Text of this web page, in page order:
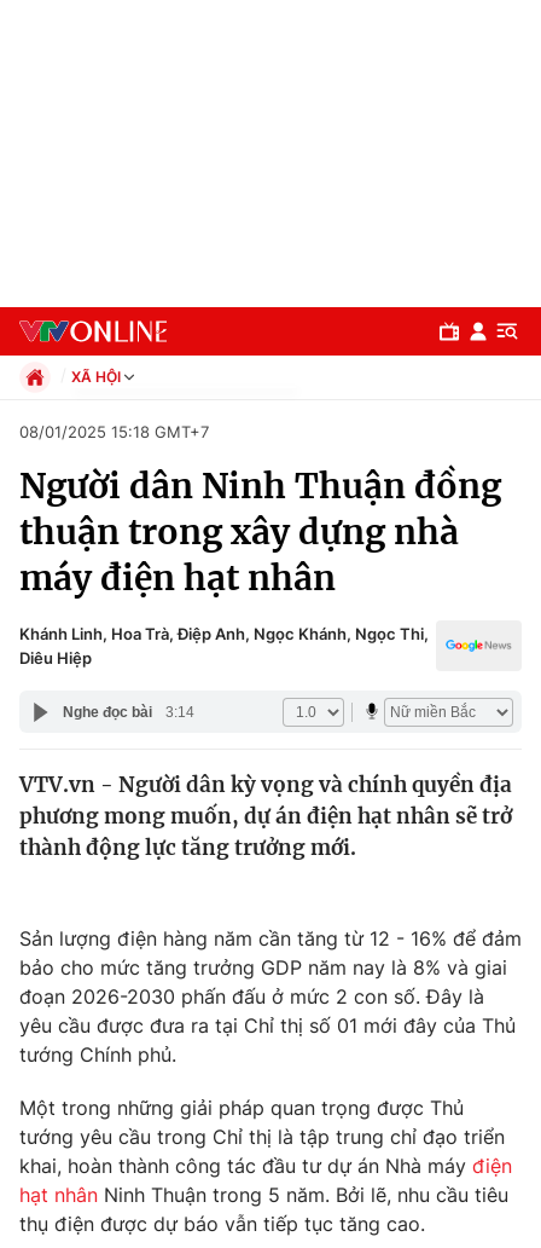
Chuyên mục
Chính trị
Thế giới
Thế giới đó đây
Câu chuyện quốc tế
Tài chính
Thị trường
Góc doanh nghiệp
Dữ liệu và đời sống
Truyền hình
Hậu trường
Nhân vật
Khán giả
Giải trí
Điện ảnh
Âm nhạc
Đời sống
Du lịch
XÃ HỘI
Xã hội
Pháp luật
Thể thao
Truyền hình
Văn hóa - Giải trí
Y tế
Đời sống
Giáo dục
08/01/2025 15:18 GMT+7
Người dân Ninh Thuận đồng
thuận trong xây dựng nhà
máy điện hạt nhân
Khánh Linh, Hoa Trà, Điệp Anh, Ngọc Khánh, Ngọc Thi,
Diêu Hiệp
Nghe đọc bài 3:14
VTV.vn - Người dân kỳ vọng và chính quyền địa
phương mong muốn, dự án điện hạt nhân sẽ trở
thành động lực tăng trưởng mới.
Sản lượng điện hàng năm cần tăng từ 12 - 16% để đảm
bảo cho mức tăng trưởng GDP năm nay là 8% và giai
đoạn 2026-2030 phấn đấu ở mức 2 con số. Đây là
yêu cầu được đưa ra tại Chỉ thị số 01 mới đây của Thủ
tướng Chính phủ.
Một trong những giải pháp quan trọng được Thủ
tướng yêu cầu trong Chỉ thị là tập trung chỉ đạo triển
khai, hoàn thành công tác đầu tư dự án Nhà máy điện
hạt nhân Ninh Thuận trong 5 năm. Bởi lẽ, nhu cầu tiêu
thụ điện được dự báo vẫn tiếp tục tăng cao.